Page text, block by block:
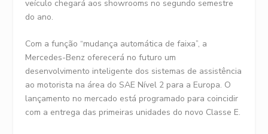
veículo chegará aos showrooms no segundo semestre
do ano.
Com a função “mudança automática de faixa”, a
Mercedes-Benz oferecerá no futuro um
desenvolvimento inteligente dos sistemas de assistência
ao motorista na área do SAE Nível 2 para a Europa. O
lançamento no mercado está programado para coincidir
com a entrega das primeiras unidades do novo Classe E.